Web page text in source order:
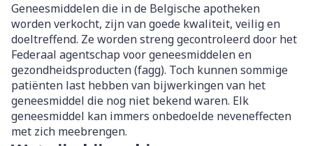
Geneesmiddelen die in de Belgische apotheken
worden verkocht, zijn van goede kwaliteit, veilig en
doeltreffend. Ze worden streng gecontroleerd door het
Federaal agentschap voor geneesmiddelen en
gezondheidsproducten (fagg). Toch kunnen sommige
patiënten last hebben van bijwerkingen van het
geneesmiddel die nog niet bekend waren. Elk
geneesmiddel kan immers onbedoelde neveneffecten
met zich meebrengen.